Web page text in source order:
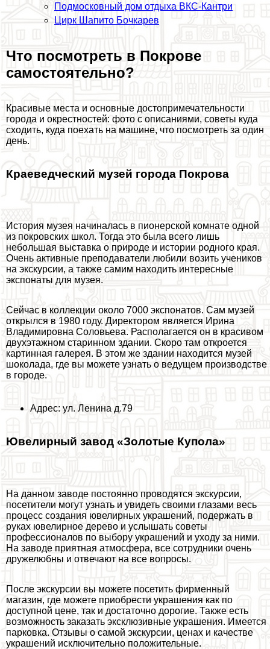
Подмосковный дом отдыха ВКС-Кантри
Цирк Шапито Бочкарев
Что посмотреть в Покрове
самостоятельно?
Красивые места и основные достопримечательности
города и окрестностей: фото с описаниями, советы куда
сходить, куда поехать на машине, что посмотреть за один
день.
Краеведческий музей города Покрова
История музея начиналась в пионерской комнате одной
из покровских школ. Тогда это была всего лишь
небольшая выставка о природе и истории родного края.
Очень активные преподаватели любили возить учеников
на экскурсии, а также самим находить интересные
экспонаты для музея.
Сейчас в коллекции около 7000 экспонатов. Сам музей
открылся в 1980 году. Директором является Ирина
Владимировна Соловьева. Располагается он в красивом
двухэтажном старинном здании. Скоро там откроется
картинная галерея. В этом же здании находится музей
шоколада, где вы можете узнать о ведущем производстве
в городе.
Адрес: ул. Ленина д.79
Ювелирный завод «Золотые Купола»
На данном заводе постоянно проводятся экскурсии,
посетители могут узнать и увидеть своими глазами весь
процесс создания ювелирных украшений, подержать в
руках ювелирное дерево и услышать советы
профессионалов по выбору украшений и уходу за ними.
На заводе приятная атмосфера, все сотрудники очень
дружелюбны и отвечают на все вопросы.
После экскурсии вы можете посетить фирменный
магазин, где можете приобрести украшения как по
доступной цене, так и достаточно дорогие. Также есть
возможность заказать эксклюзивные украшения. Имеется
парковка. Отзывы о самой экскурсии, ценах и качестве
украшений исключительно положительные.